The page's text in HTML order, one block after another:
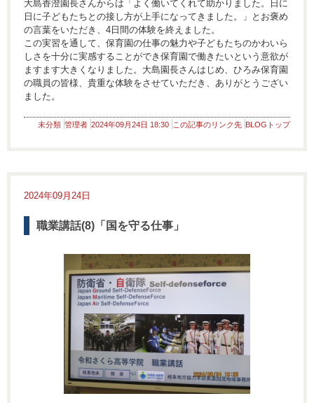
大島香澄園長さんからは「よく働いてくれて助かりました。日に
日に子どもたちとの接し方が上手になってきました。」とお褒め
の言葉をいただき、4日間の体験を終えました。
この実習を通して、保育園の仕事の魅力や子どもたちのかわいら
しさを十分に実感することができ保育園で働きたいという意欲が
ますます大きくなりました。大島園長さんはじめ、ひろみ保育園
の職員の皆様、貴重な体験をさせていただき、ありがとうござい
ました。
未分類 管理者 2024年09月24日 18:30 この記事のリンク先 BLOGトップ
2024年09月24日
職業講話(8)「国を守る仕事」